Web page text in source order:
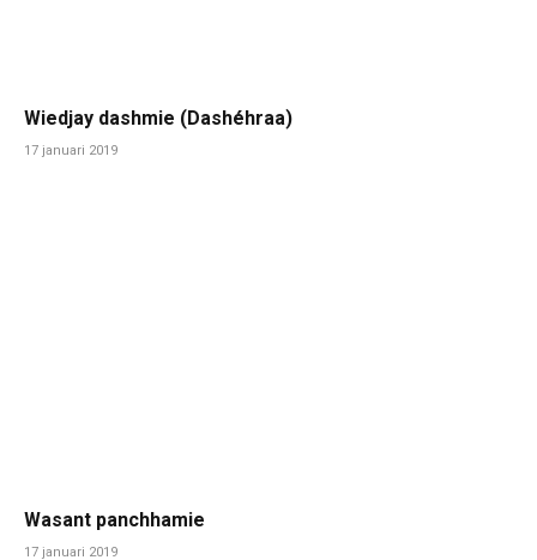
Wiedjay dashmie (Dashéhraa)
17 januari 2019
Wasant panchhamie
17 januari 2019